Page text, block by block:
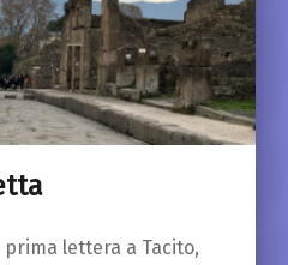
prima lettera a Tacito,